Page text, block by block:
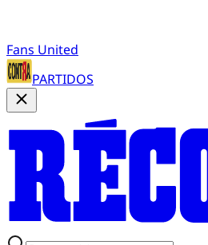
Fans United
PARTIDOS